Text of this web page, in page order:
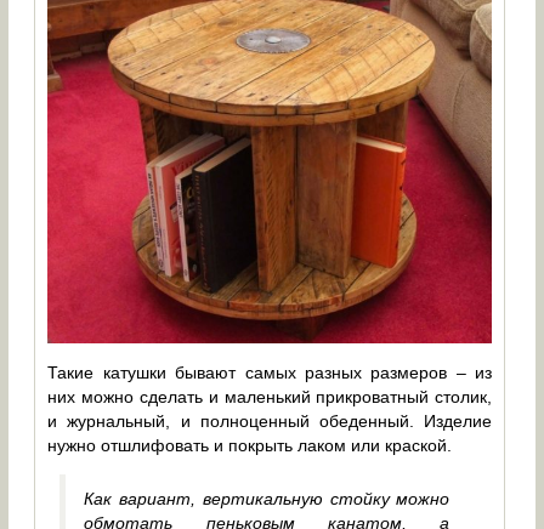
Такие катушки бывают самых разных размеров – из
них можно сделать и маленький прикроватный столик,
и журнальный, и полноценный обеденный. Изделие
нужно отшлифовать и покрыть лаком или краской.
Как вариант, вертикальную стойку можно
обмотать пеньковым канатом, а